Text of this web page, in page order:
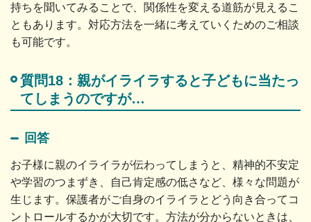
持ちを聞いてみることで、関係性を変える道筋が見えるこ
ともあります。対応方法を一緒に考えていくためのご相談
も可能です。
質問18：親がイライラすると子どもに当たっ
てしまうのですが…
回答
お子様に親のイライラが伝わってしまうと、精神的不安定
や学習のつまずき、自己肯定感の低さなど、様々な問題が
生じます。保護者がご自身のイライラとどう向き合ってコ
ントロールするかが大切です。方法が分からないときは、